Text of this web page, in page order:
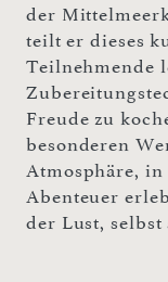
der
teilt er dieses
Teilnehmende
Freude zu
besonderen
Atmosphäre, in
Abenteuer
der Lust, selbst